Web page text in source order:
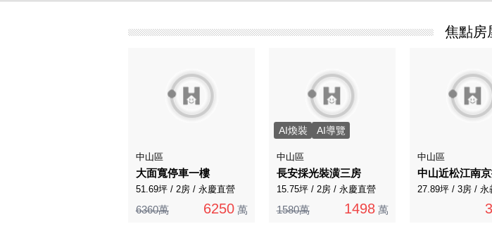
焦點房
中山區
大面寬停車一樓
51.69坪 / 2房 / 永慶直營
6360萬 6250 萬
AI煥裝 AI導覽
中山區
長安採光裝潢三房
15.75坪 / 2房 / 永慶直營
1580萬 1498 萬
中山區
27.89坪 / 3房 / 永